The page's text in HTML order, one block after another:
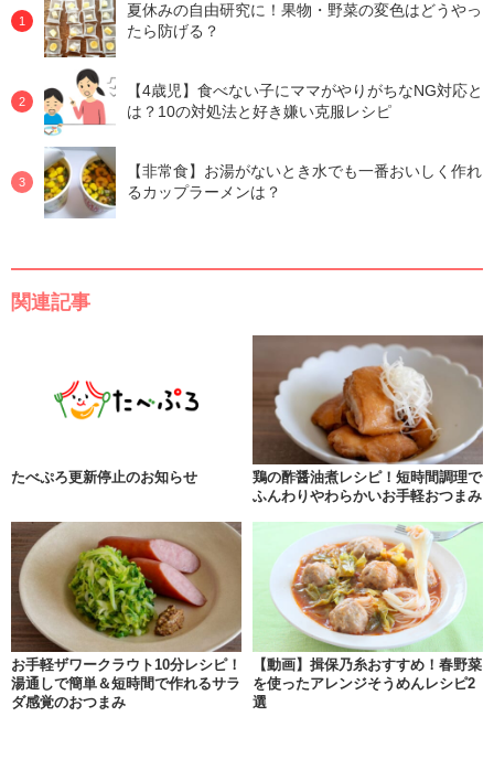
夏休みの自由研究に！果物・野菜の変色はどうやっ
たら防げる？
【4歳児】食べない子にママがやりがちなNG対応と
は？10の対処法と好き嫌い克服レシピ
【非常食】お湯がないとき水でも一番おいしく作れ
るカップラーメンは？
関連記事
たべぷろ更新停止のお知らせ
鶏の酢醤油煮レシピ！短時間調理で
ふんわりやわらかいお手軽おつまみ
お手軽ザワークラウト10分レシピ！
湯通しで簡単＆短時間で作れるサラ
ダ感覚のおつまみ
【動画】揖保乃糸おすすめ！春野菜
を使ったアレンジそうめんレシピ2
選